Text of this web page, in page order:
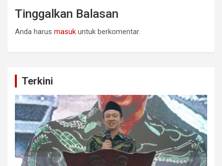
Tinggalkan Balasan
Anda harus masuk untuk berkomentar.
Terkini